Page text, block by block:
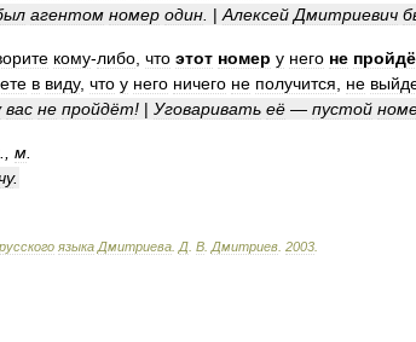
агентом номер один | Алексей Дмитриевич
кому-либо что этот номер у него не
в виду, что у него ничего не получится не
вас не пройдёт! | Уговаривать её — пустой
м
.
русского языка Дмитриева Д В Дмитриев 2003